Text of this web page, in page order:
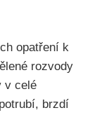
opatření k
rozvody
v celé
brzdí